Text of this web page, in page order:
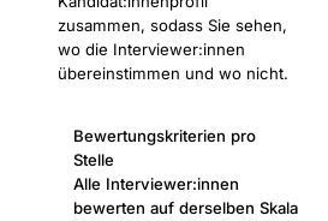
zusammen, sodass Sie sehen,
wo die Interviewer:innen
übereinstimmen und wo nicht.
Bewertungskriterien pro
Stelle
Alle Interviewer:innen
bewerten auf derselben Skala